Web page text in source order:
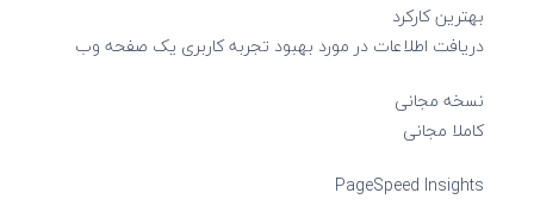
بهترین کارکرد
دریافت اطلاعات در مورد بهبود تجربه کاربری یک صفحه وب
نسخه مجانی
کاملا مجانی
PageSpeed Insights